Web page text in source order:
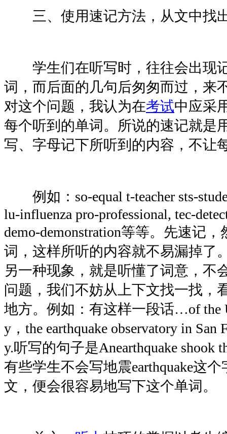
三、使用速记方法，从文中找
学生们在听写时，往往会出现
词，而后面的几句后匆匆而过，来
对这个问题，我认为在考试中应采
每个听到的单词。所说的速记就是
写、字母记下所听到的内容，不让
例如：so-equal t-teacher sts-
lu-influenza pro-professional, tec-
demo-demonstration等等。先速记
词，这样所听的内容就不易漏掉了
另一种现象，就是听懂了词意，不
问题，我们不妨从上下文找一找，
地方。例如：有这样一段话…of the
y，the earthquake observatory in San
y.听写的句子是Anearthquake shook
有些学生不会写地震earthquake这
文，便会很容易地写下这个单词。